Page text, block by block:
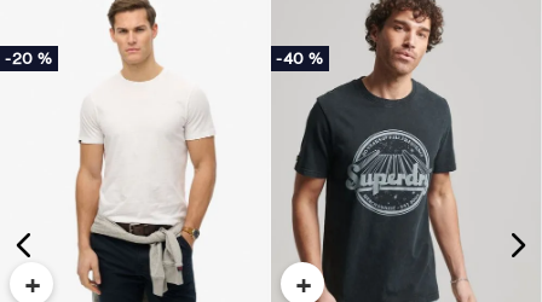
-20 %
+
-40 %
+